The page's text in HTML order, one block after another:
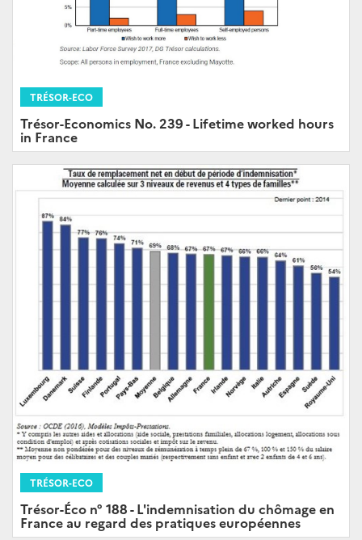
TRÉSOR-ECO
Trésor-Economics No. 239 - Lifetime worked hours
in France
TRÉSOR-ECO
Trésor-Éco n° 188 - L'indemnisation du chômage en
France au regard des pratiques européennes